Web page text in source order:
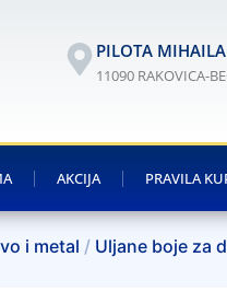
PILOTA
11090 RAKOVICA-
AKCIJA PRAVILA
i metal / Uljane boje za